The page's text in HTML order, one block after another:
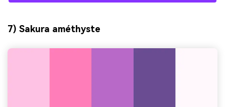
7) Sakura améthyste